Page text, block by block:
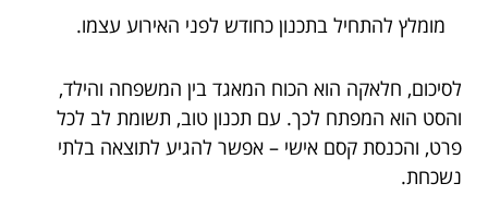
מומלץ להתחיל בתכנון כחודש לפני האירוע עצמו.
לסיכום, חלאקה הוא הכוח המאגד בין המשפחה והילד,
והסט הוא המפתח לכך. עם תכנון טוב, תשומת לב לכל
פרט, והכנסת קסם אישי – אפשר להגיע לתוצאה בלתי
נשכחת.